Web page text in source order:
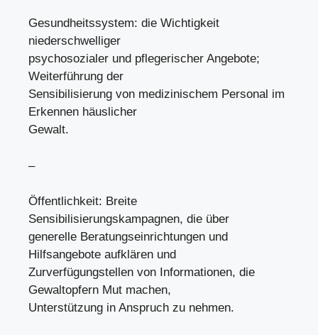
Gesundheitssystem: die Wichtigkeit
niederschwelliger
psychosozialer und pflegerischer Angebote;
Weiterführung der
Sensibilisierung von medizinischem Personal im
Erkennen häuslicher
Gewalt.
–
Öffentlichkeit: Breite
Sensibilisierungskampagnen, die über
generelle Beratungseinrichtungen und
Hilfsangebote aufklären und
Zurverfügungstellen von Informationen, die
Gewaltopfern Mut machen,
Unterstützung in Anspruch zu nehmen.